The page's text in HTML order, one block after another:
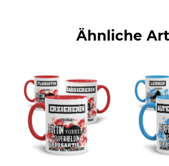
Ähnliche